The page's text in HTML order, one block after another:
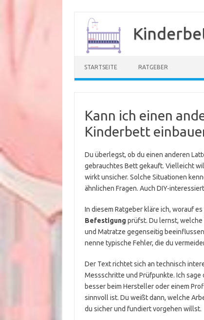
Inhalt
springen
STARTSEITE RATGEBER
Kann ich einen
Kinderbett
Du überlegst, ob du einen anderen
gebrauchtes Bett gekauft. Vielleicht
wirkt unsicher. Solche Situationen
ähnlichen Fragen. Auch DIY-
In diesem Ratgeber kläre ich, worauf
Befestigung prüfst. Du lernst,
und Matratze gegenseitig
nenne typische Fehler, die du
Der Text richtet sich an technisch
Messschritte und Prüfpunkte. Ich sage
besser beim Hersteller oder einem
sinnvoll ist. Du weißt dann, welche
du sicher und fundiert vorgehen willst.